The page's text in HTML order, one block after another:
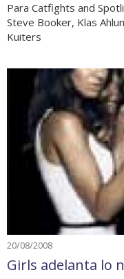
Para Catfights and
Steve Booker, Klas
Kuiters
20/08/2008
Girls adelanta lo